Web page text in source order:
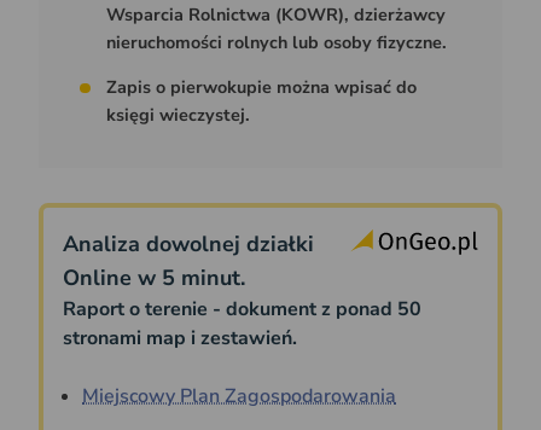
Wsparcia Rolnictwa (KOWR), dzierżawcy
nieruchomości rolnych lub osoby fizyczne.
Zapis o pierwokupie można wpisać do
księgi wieczystej.
Analiza dowolnej działki
Online w 5 minut.
Raport o terenie - dokument z ponad 50
stronami map i zestawień.
Miejscowy Plan Zagospodarowania